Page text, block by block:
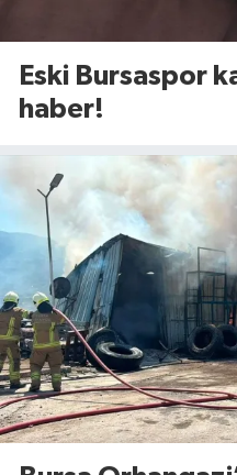
Eski Bursaspor
haber!